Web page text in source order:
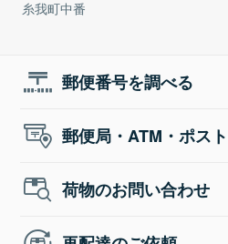
糸我町中番
郵便番号を調べる
郵便局・ATM・ポス
荷物のお問い合わせ